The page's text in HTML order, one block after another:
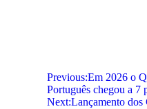
Previous:Em 2026 o
Português chegou a 7
Next:Lançamento dos